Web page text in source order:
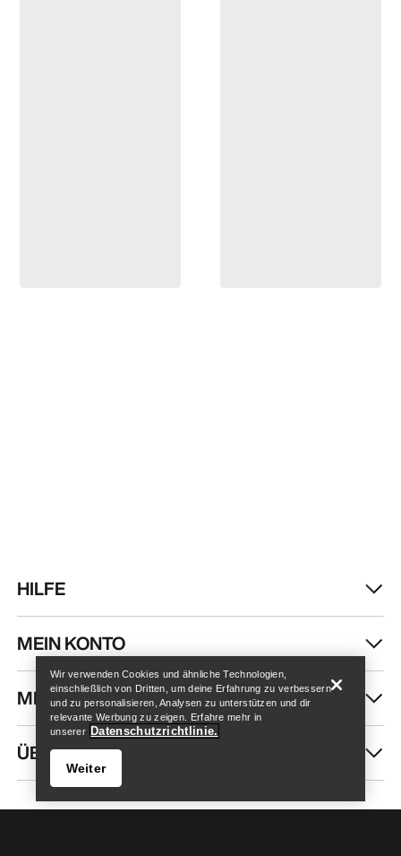
Store finden Help
HILFE
MEIN KONTO
MEHR SHOPPEN
ÜBER UNS
Wir verwenden Cookies und ähnliche Technologien,
einschließlich von Dritten, um deine Erfahrung zu verbessern
und zu personalisieren, Analysen zu unterstützen und dir
relevante Werbung zu zeigen. Erfahre mehr in
unserer Datenschutzrichtlinie.
Weiter